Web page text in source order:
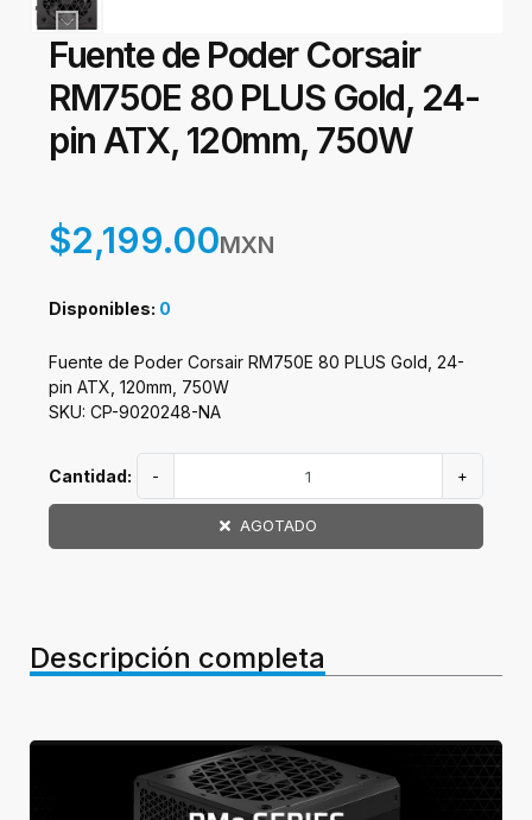
Fuente de Poder Corsair
RM750E 80 PLUS Gold, 24-
pin ATX, 120mm, 750W
$2,199.00MXN
Disponibles: 0
Fuente de Poder Corsair RM750E 80 PLUS Gold, 24-
pin ATX, 120mm, 750W
SKU: CP-9020248-NA
Cantidad: - +
AGOTADO
Descripción completa